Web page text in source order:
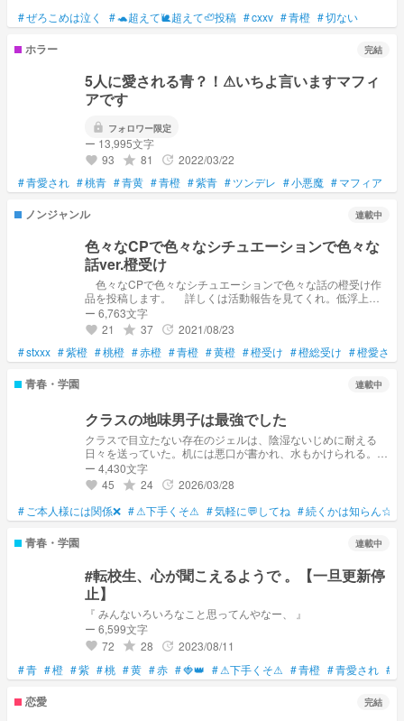
#ぜろこめは泣く #🐢超えて🐌超えて🦥投稿 #cxxv #青橙 #切ない
ホラー 完結
5人に愛される青？！⚠いちよ言いますマフィ
アです
lock フォロワー限定
ー 13,995文字
favorite 93 grade 81 update 2022/03/22
#青愛され #桃青 #青黄 #青橙 #紫青 #ツンデレ #小悪魔 #マフィア
ノンジャンル 連載中
色々なCPで色々なシチュエーションで色々な
話ver.橙受け
色々なCPで色々なシチュエーションで色々な話の橙受け作
品を投稿します。 詳しくは活動報告を見てくれ。低浮上な
のはご愛嬌ってことでよろしくm(_ _)m
ー 6,763文字
favorite 21 grade 37 update 2021/08/23
#stxxx #紫橙 #桃橙 #赤橙 #青橙 #黄橙 #橙受け #橙総受け #橙愛され
青春・学園 連載中
クラスの地味男子は最強でした
クラスで目立たない存在のジェルは、陰湿ないじめに耐える
日々を送っていた。机には悪口が書かれ、水もかけられる。孤
独な毎日に光を灯したのは、クラスのムードメーカーであるこ
ろんだった。彼はジェルを救いたいと願うが、ある日自らがジ
ェルをいじめるグループに囲まれ、暴行を受けてしまう。絶体
絶命のその時、現れたのは意外な人物だった。それは普段おと
なしいジェル。しかし、その姿は豹変し信じられない力でいじ
して、ころんとの関係はどのように変わっていくのか？予測不
ー 4,430文字
favorite 45 grade 24 update 2026/03/28
# ご本人様には関係❌ #⚠下手くそ⚠ #気軽に💬してね #続くかは知らん☆
青春・学園 連載中
#転校生、心が聞こえるようで 。【一旦更新停
止】
『 みんないろいろなこと思ってんやなー、 』
ー 6,599文字
favorite 72 grade 28 update 2023/08/11
#青 #橙 #紫 #桃 #黄 #赤 #🍓👑 #⚠下手くそ⚠ #青橙 #青愛され #
恋愛 完結